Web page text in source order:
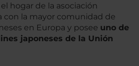
el hogar de la asociación
con la mayor comunidad de
en Europa y posee uno de
japoneses de la Unión